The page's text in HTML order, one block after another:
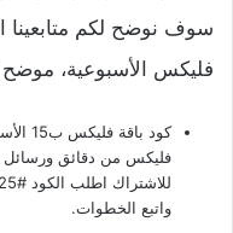
سوف نوضح لكم متابعينا
فليكس الأسبوعية، موضح
واتبع الخطوات.